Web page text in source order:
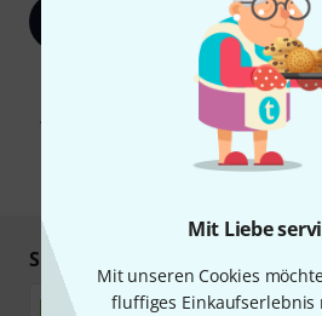
Mit Liebe
Mit unseren Cookies
fluffiges Einkaufserlebnis
Jetzt anmelden
Mit Klick auf „Jetzt anmelden“ stimmen
Werbung und einer Messung des E-Mail-
Abmeldung ist jederzeit möglich. Weitere
unseren
* Pflichtfeld
Sicher einkaufen & bezahlen